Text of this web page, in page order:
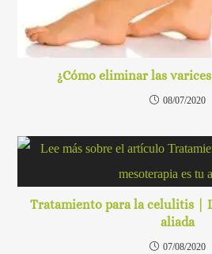
¿Cómo eliminar las
08/07/2020
Tratamiento para la celulitis |
aliada
07/08/2020